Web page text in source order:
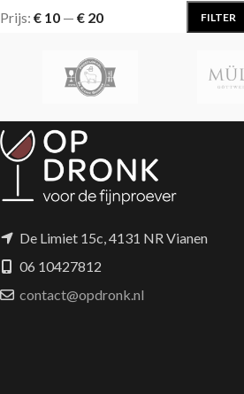
FILTER
Prijs: € 10 — € 20
De Limiet 15c, 4131 NR Vianen
06 10427812
contact@opdronk.nl